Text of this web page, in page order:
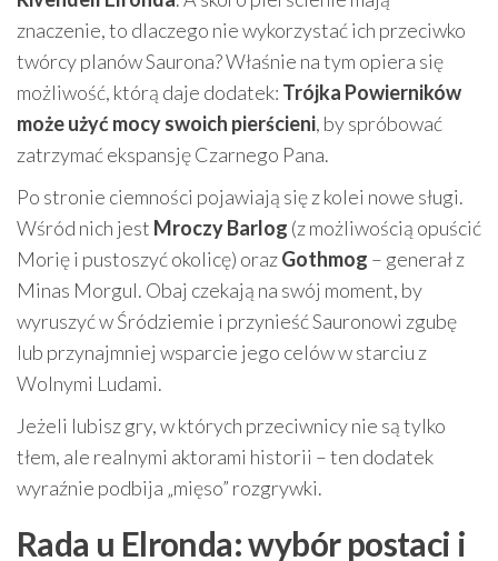
znaczenie, to dlaczego nie wykorzystać ich przeciwko
twórcy planów Saurona? Właśnie na tym opiera się
możliwość, którą daje dodatek: Trójka Powierników
może użyć mocy swoich pierścieni, by spróbować
zatrzymać ekspansję Czarnego Pana.
Po stronie ciemności pojawiają się z kolei nowe sługi.
Wśród nich jest Mroczy Barlog (z możliwością opuścić
Morię i pustoszyć okolicę) orazGothmog – generał z
Minas Morgul. Obaj czekają na swój moment, by
wyruszyć w Śródziemie i przynieść Sauronowi zgubę
lub przynajmniej wsparcie jego celów w starciu z
Wolnymi Ludami.
Jeżeli lubisz gry, w których przeciwnicy nie są tylko
tłem, ale realnymi aktorami historii – ten dodatek
wyraźnie podbija „mięso” rozgrywki.
Rada u Elronda: wybór postaci i